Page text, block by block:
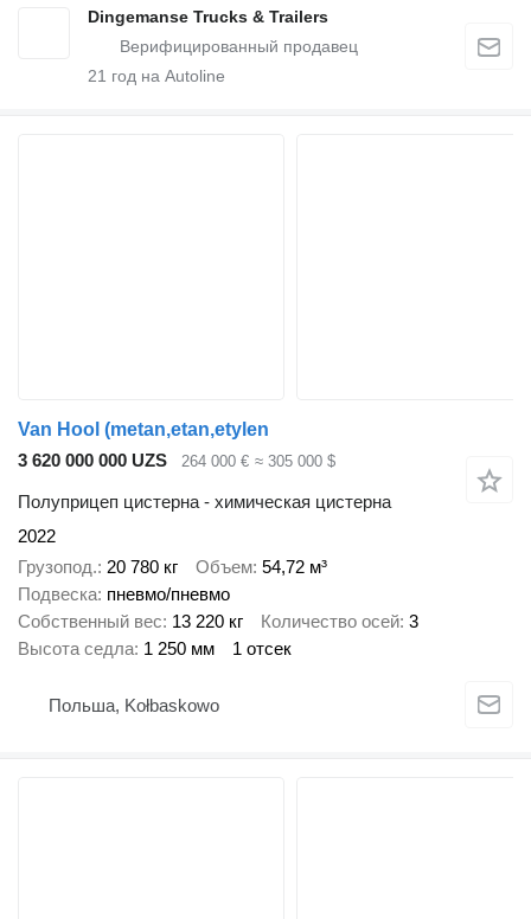
Dingemanse Trucks & Trailers
21 год на Autoline
Van Hool (metan,etan,etylen
3 620 000 000 UZS
264 000 € ≈ 305 000 $
Полуприцеп цистерна - химическая цистерна
2022
Грузопод. 20 780 кг Объем 54,72 м³
Подвеска пневмо/пневмо
Собственный вес 13 220 кг Количество осей 3
Высота седла 1 250 мм 1 отсек
Польша, Kołbaskowo